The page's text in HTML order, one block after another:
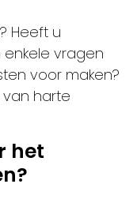
Heeft u
vragen
voor maken?
van harte
het